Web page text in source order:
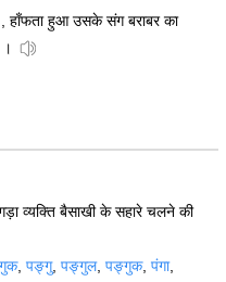
हाँफता हुआ उसके संग बराबर का
व्यक्ति बैसाखी के सहारे चलने की
, पङ्गु, पङ्गुल, पङ्गुक, पंगा,